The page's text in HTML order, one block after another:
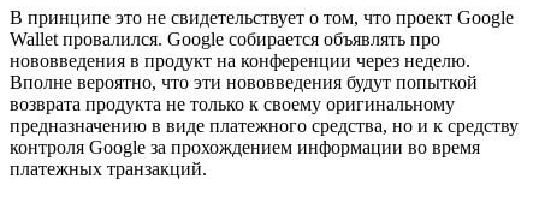
В принципе это не свидетельствует о том, что проект Google
Wallet провалился. Google собирается объявлять про
нововведения в продукт на конференции через неделю.
Вполне вероятно, что эти нововведения будут попыткой
возврата продукта не только к своему оригинальному
предназначению в виде платежного средства, но и к средству
контроля Google за прохождением информации во время
платежных транзакций.